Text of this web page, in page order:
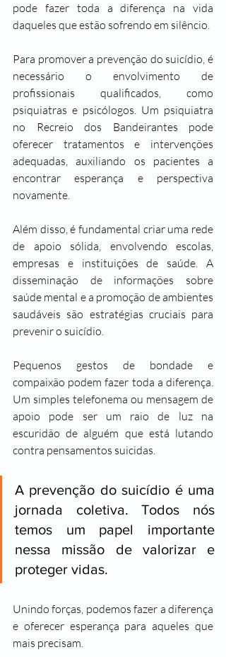
pode fazer toda a diferença na vida
daqueles que estão sofrendo em silêncio.
Para promover a prevenção do suicídio, é
necessário o envolvimento de
profissionais qualificados, como
psiquiatras e psicólogos. Um psiquiatra
no Recreio dos Bandeirantes pode
oferecer tratamentos e intervenções
adequadas, auxiliando os pacientes a
encontrar esperança e perspectiva
novamente.
Além disso, é fundamental criar uma rede
de apoio sólida, envolvendo escolas,
empresas e instituições de saúde. A
disseminação de informações sobre
saúde mental e a promoção de ambientes
saudáveis são estratégias cruciais para
prevenir o suicídio.
Pequenos gestos de bondade e
compaixão podem fazer toda a diferença.
Um simples telefonema ou mensagem de
apoio pode ser um raio de luz na
escuridão de alguém que está lutando
contra pensamentos suicidas.
A prevenção do suicídio é uma
jornada coletiva. Todos nós
temos um papel importante
nessa missão de valorizar e
proteger vidas.
Unindo forças, podemos fazer a diferença
e oferecer esperança para aqueles que
mais precisam.